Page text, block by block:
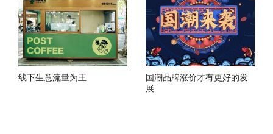
线下生意流量为王
国潮品牌涨价才有更好的发
展